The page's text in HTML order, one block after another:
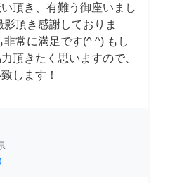
頂き、有難う御座いまし
頂き感謝しておりま
常に満足です(^ ^) もし
頂きたく思いますので、
します！